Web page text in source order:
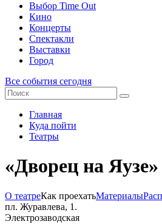
Выбор Time Out
Кино
Концерты
Спектакли
Выставки
Город
Все события сегодня
Главная
Куда пойти
Театры
«Дворец на Яузе»
О театреКак проехатьМатериалы
пл. Журавлева, 1.
Электрозаводская